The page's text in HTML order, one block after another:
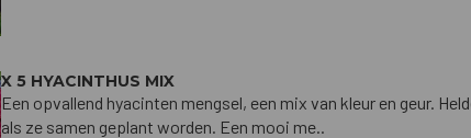
X 5 HYACINTHUS MIX
Een opvallend hyacinten mengsel, een mix van kleur en geur.
als ze samen geplant worden. Een mooi me..